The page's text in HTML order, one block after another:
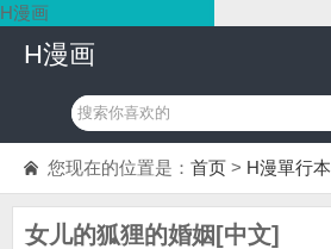
H漫画
H漫画
您现在的位置是： 首页 > H漫單行本
女儿的狐狸的婚姻[中文]